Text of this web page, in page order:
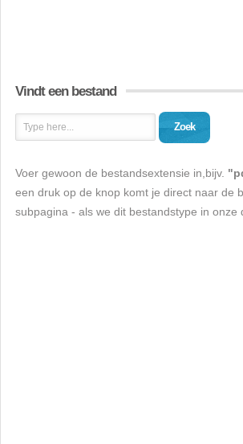
Vindt een bestand
Zoek
Voer gewoon de bestandsextensie in,bijv.
een druk op de knop komt je direct naar de
subpagina - als we dit bestandstype in onze